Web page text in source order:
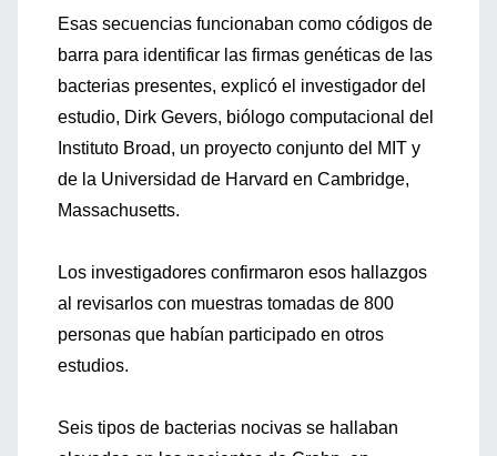
Esas secuencias funcionaban como códigos de
barra para identificar las firmas genéticas de las
bacterias presentes, explicó el investigador del
estudio, Dirk Gevers, biólogo computacional del
Instituto Broad, un proyecto conjunto del MIT y
de la Universidad de Harvard en Cambridge,
Massachusetts.
Los investigadores confirmaron esos hallazgos
al revisarlos con muestras tomadas de 800
personas que habían participado en otros
estudios.
Seis tipos de bacterias nocivas se hallaban